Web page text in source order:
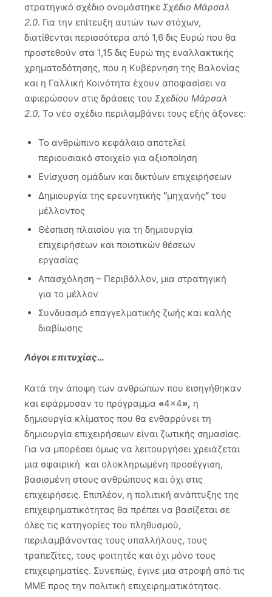
στρατηγικό σχέδιο ονομάστηκε Σχέδιο Μάρσαλ
2.0. Για την επίτευξη αυτών των στόχων,
διατίθενται περισσότερα από 1,6 δις Ευρώ που θα
προστεθούν στα 1,15 δις Ευρώ της εναλλακτικής
χρηματοδότησης, που η Κυβέρνηση της Βαλονίας
και η Γαλλική Κοινότητα έχουν αποφασίσει να
αφιερώσουν στις δράσεις του Σχεδίου Μάρσαλ
2.0. Το νέο σχέδιο περιλαμβάνει τους εξής άξονες:
Το ανθρώπινο κεφάλαιο αποτελεί
περιουσιακό στοιχείο για αξιοποίηση
Ενίσχυση ομάδων και δικτύων επιχειρήσεων
Δημιουργία της ερευνητικής “μηχανής”του
μέλλοντος
Θέσπιση πλαισίου για τη δημιουργία
επιχειρήσεων και ποιοτικών θέσεων
εργασίας
Απασχόληση – Περιβάλλον, μια στρατηγική
για το μέλλον
Συνδυασμό επαγγελματικής ζωής και καλής
διαβίωσης
Λόγοι επιτυχίας…
Κατά την άποψη των ανθρώπων που εισηγήθηκαν
και εφάρμοσαν το πρόγραμμα «4×4», η
δημιουργία κλίματος που θα ενθαρρύνει τη
δημιουργία επιχειρήσεων είναι ζωτικής σημασίας.
Για να μπορέσει όμως να λειτουργήσει χρειάζεται
μια σφαιρική και ολοκληρωμένη προσέγγιση,
βασισμένη στους ανθρώπους και όχι στις
επιχειρήσεις. Επιπλέον, η πολιτική ανάπτυξης της
επιχειρηματικότητας θα πρέπει να βασίζεται σε
όλες τις κατηγορίες του πληθυσμού,
περιλαμβάνοντας τους υπαλλήλους, τους
τραπεζίτες, τους φοιτητές και όχι μόνο τους
επιχειρηματίες. Συνεπώς, έγινε μια στροφή από τις
ΜΜΕ προς την πολιτική επιχειρηματικότητας.